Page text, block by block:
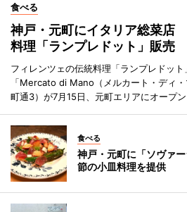
食べる
神戸・元町にイタリア総菜店
料理「ランプレドット」販売
フィレンツェの伝統料理「ランプレドッ
「Mercato di Mano（メルカート・ディ
町通3）が7月15日、元町エリアにオープン
食べる
神戸・元町に「ソヴァ
節の小皿料理を提供